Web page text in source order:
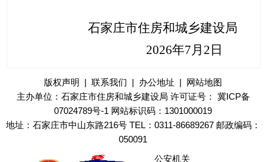
石家庄市住房和城乡建设局
2026年7月2日
版权声明 | 联系我们 | 办公地址 | 网站地图
主办单位：石家庄市住房和城乡建设局 许可证号： 冀ICP备
07024789号-1 网站标识码：1301000019
地址：石家庄市中山东路216号 TEL：0311-86689267 邮政编码：
050091
公安机关